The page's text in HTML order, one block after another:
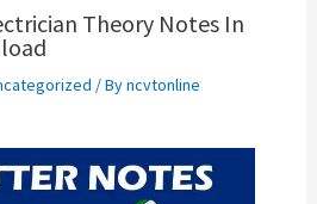
Theory Notes In
/ Byncvtonline